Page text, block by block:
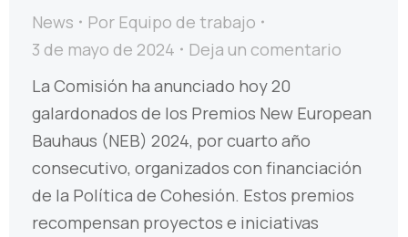
News Por Equipo de trabajo
3 de mayo de 2024
Deja un comentario
La Comisión ha anunciado hoy 20
galardonados de los Premios New European
Bauhaus (NEB) 2024, por cuarto año
consecutivo, organizados con financiación
de la Política de Cohesión. Estos premios
recompensan proyectos e iniciativas